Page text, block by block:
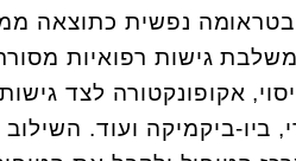
בטראומה נפשית כתוצאה
גישות רפואיות
אקופונקטורה לצד
ביו-ביקמיקה ועוד.